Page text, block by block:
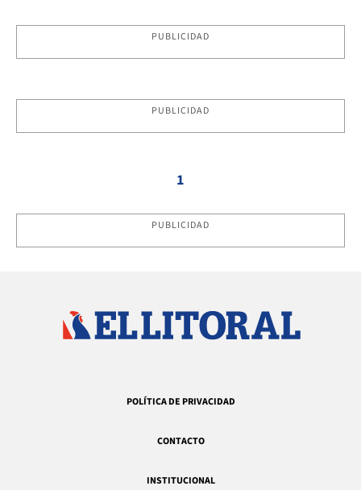
PUBLICIDAD
PUBLICIDAD
1
PUBLICIDAD
POLÍTICA DE PRIVACIDAD
CONTACTO
INSTITUCIONAL